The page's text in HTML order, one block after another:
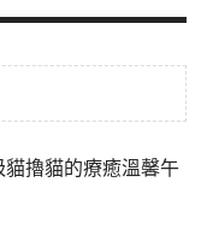
擼貓的療癒溫馨午